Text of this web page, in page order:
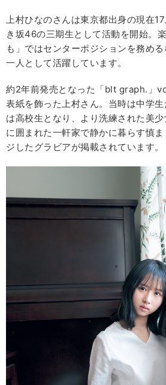
上村ひなのさんは東京都出身の現在
き坂46の三期生として活動を開始。
も」ではセンターポジションを務め
一人として活躍しています。
約2年前発売となった「blt graph.」
表紙を飾った上村さん。当時は中学
は高校生となり、より洗練された美
に囲まれた一軒家で静かに暮らす慎
ジしたグラビアが掲載されています。